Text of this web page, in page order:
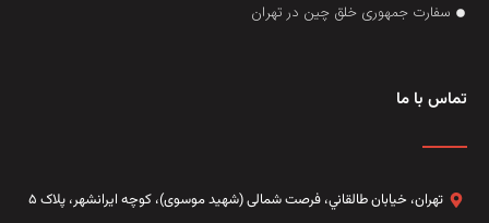
سفارت جمهوری خلق چین در تهران
تماس با ما
تهران، خيابان طالقاني،‌ فرصت شمالی (شهید موسوی)، کوچه ایرانشهر، پلاک ۵